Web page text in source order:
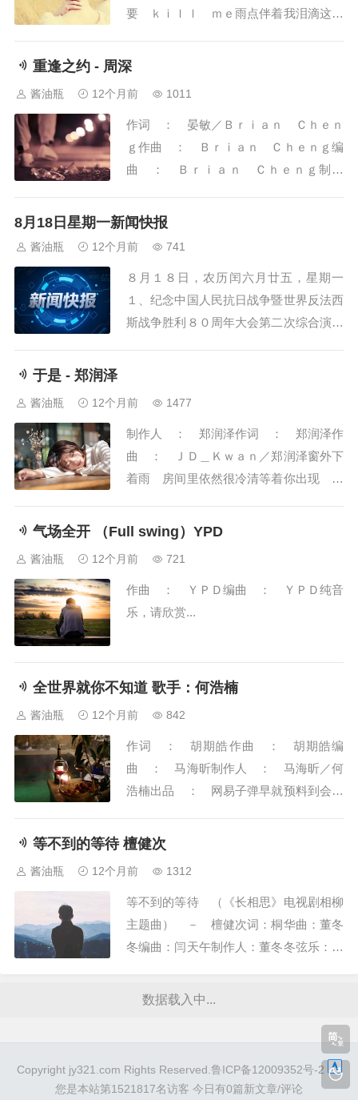
要 ｋｉｌｌ ｍｅ雨点伴着我泪滴这感
目无地假装失去了记忆离开我你是不是过
他在不在你身边我痛的像在触电你是我夜
晚的梦魇感觉很近又很远我猜你在和他聊
天或者在同个...
重逢之约 - 周深
酱油瓶 12个月前 1011
作词 ： 晏敏／Ｂｒｉａｎ Ｃｈｅｎ
ｇ作曲 ： Ｂｒｉａｎ Ｃｈｅｎｇ编
曲 ： Ｂｒｉａｎ Ｃｈｅｎｇ制作
透过那双眼我看见凄凛的岁月不屈的无邪
重写问永远多远万千昼夜我读着不朽誓言
守着重逢之约又...
8月18日星期一新闻快报
酱油瓶 12个月前 741
８月１８日，农历闰六月廿五，星期一
１、纪念中国人民抗日战争暨世界反法西
斯战争胜利８０周年大会第二次综合演练
举办；３、成都世运会闭幕：产生２３３
枚金牌，中国队获３６金１７银１１铜位
居金牌、奖牌榜...
于是 - 郑润泽
酱油瓶 12个月前 1477
制作人 ： 郑润泽作词 ： 郑润泽作
曲 ： ＪＤ＿Ｋｗａｎ／郑润泽窗外下
着雨 房间里依然很冷清等着你出现 从
等待黎明 等待深爱的你能不能留下来再
他能不能告诉我你这次离开的各种原因只
能和孤独亲密 像小孩想要星星忘不了你
我互相的甜蜜...
气场全开 （Full swing）YPD
酱油瓶 12个月前 721
作曲 ： ＹＰＤ编曲 ： ＹＰＤ纯音
乐，请欣赏...
全世界就你不知道 歌手：何浩楠
酱油瓶 12个月前 842
作词 ： 胡期皓作曲 ： 胡期皓编
曲 ： 马海昕制作人 ： 马海昕／何
浩楠出品 ： 网易子弹早就预料到会是
叫这春夜多漫长微风掠过宁静而忧伤未来
会疯掉无可救药小猫知道 小狗知道连小
草都知道你的发香你的脸庞你温柔的微笑
朋友知道 邻居...
等不到的等待 檀健次
酱油瓶 12个月前 1312
等不到的等待 （《长相思》电视剧相柳
主题曲） － 檀健次词：桐华曲：董冬
冬编曲：闫天午制作人：董冬冬弦乐：国
张平和音：许一鸣人声录音：王倩倩＠红
俊峰＠福达录音棚ＯＰ：上海冬曦音乐文
化传播有限公司ＳＰ：索尼音乐版权代理
（北京）有限...
数据载入中...
Copyright jy321.com Rights Reserved.鲁ICP备12009352号-2
您是本站第1521817名访客 今日有0篇新文章/评论